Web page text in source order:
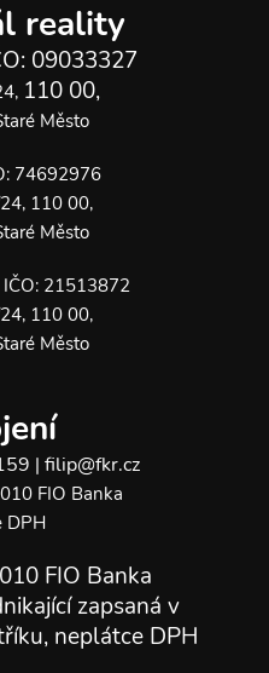
reality
09033327
110 00,
Město
74692976
110 00,
Město
IČO: 21513872
110 00,
Město
| filip@fkr.cz
FIO Banka
DPH
FIO Banka
zapsaná v
neplátce DPH